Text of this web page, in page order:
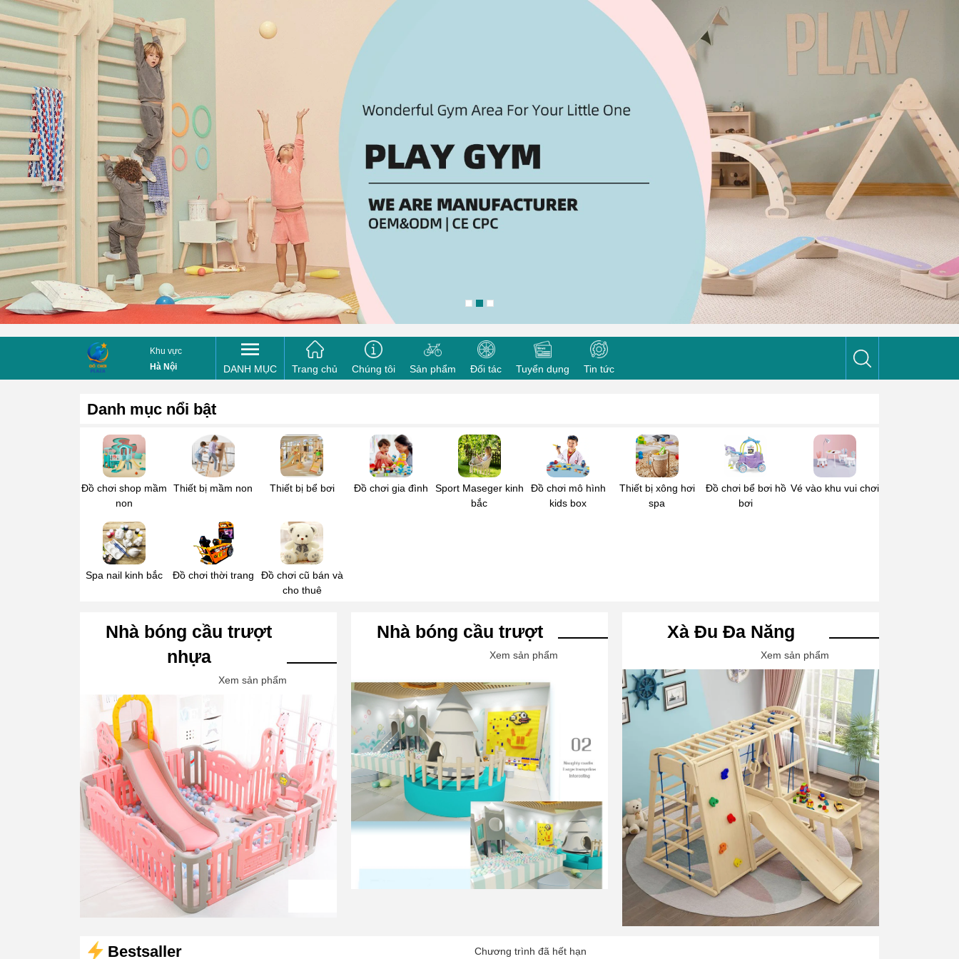
Khu vực
Hà Nội
DANH MỤC Trang chủ Chúng tôi Sản phẩm Đối tác Tuyển dụng Tin tức
Danh mục nổi bật
Đồ chơi shop mầm
non
Thiết bị mầm non Thiết bị bể bơi Đồ chơi gia đình
Sport Maseger kinh
bắc
Đồ chơi mô hình
kids box
Thiết bị xông hơi
spa
Đồ chơi bể bơi hồ
bơi
Vé vào khu vui chơi
Spa nail kinh bắc Đồ chơi thời trang
Đồ chơi cũ bán và
cho thuê
Nhà bóng cầu trượt
nhựa
Xem sản phẩm
Nhà bóng cầu trượt
Xem sản phẩm
Xà Đu Đa Năng
Xem sản phẩm
Bestsaller Chương trình đã hết hạn
Để Lại Tin Nhắn Chúng Tôi Sẽ Gọi Lại Cho Bạn
Bạn quan tâm đến loại sản phẩm nào của chúng tôi?
Đầu tư trò chơi khu vui chơi trong nhà
Đầu tư trò chơi đồ chơi rời, nguyên liệ phụ kiện
Dịch vụ tư vấn quy hoạch thiết thế video 3D
Dịch vụ tư vấn đổi mới, bảo trì, bảo dưỡng
Đầu tư thiết kế thi công nội thất trường mầm
non
Đầu tư khu vui chơi tổ hợp giải trí
Mục đích mua hàng
Đầu tư kinh doanh cá nhân
Đầu tư sử dụng cho gia đình Mua cho tổ chức công ty
Tên của bạn Doanh nghiệp/ Tổ chức
Tin nhắn của bạn*